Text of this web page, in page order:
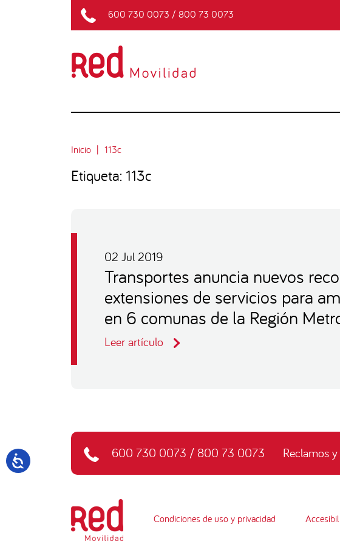
600 730 0073 / 800 73 0073
Inicio 113c
Etiqueta: 113c
02 Jul 2019
Transportes anuncia nuevos
extensiones de servicios para
en 6 comunas de la Región
Leer artículo
600 730 0073 / 800 73 0073 Reclamos
Condiciones de uso y privacidad